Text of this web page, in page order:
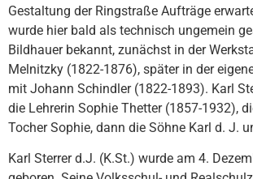
Gestaltung der Ringstraße Aufträge
wurde hier bald als technisch ungemein
Bildhauer bekannt, zunächst in der
Melnitzky (1822-1876), später in der
mit Johann Schindler (1822-1893). Karl
die Lehrerin Sophie Thetter (1857-1932),
Tocher Sophie, dann die Söhne Karl d. J.
Karl Sterrer d.J. (K.St.) wurde am 4.